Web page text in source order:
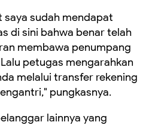
saya sudah mendapat
di sini bahwa benar telah
membawa penumpang
petugas mengarahkan
melalui transfer rekening
pungkasnya.
lainnya yang